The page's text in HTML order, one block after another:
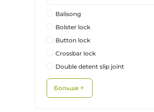
Balisong
Bolster lock
Button lock
Crossbar lock
Double detent slip joint
Больше